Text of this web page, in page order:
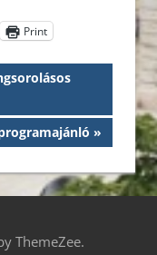
Print
ThemeZee.